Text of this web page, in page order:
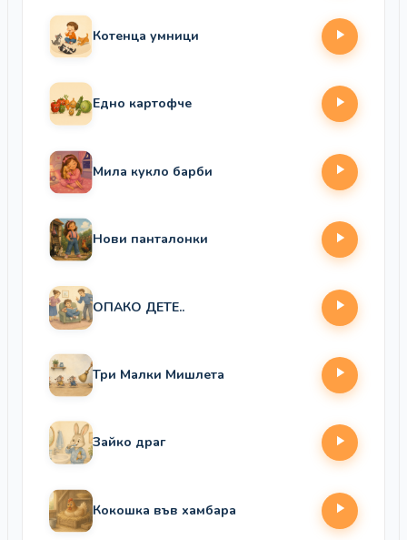
Котенца умници
Едно картофче
Мила кукло барби
Нови панталонки
ОПАКО ДЕТЕ..
Три Малки Мишлета
Зайко драг
Кокошка във хамбара